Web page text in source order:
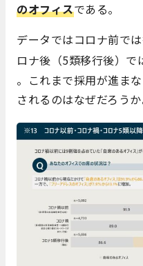
のオフィスである。
データではコロナ前で
ロナ後（5類移行後）で
。これまで採用が進ま
されるのはなぜだろうか